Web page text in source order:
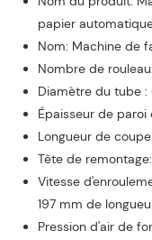
papier
Nom: Machine de
Nombre de
Diamètre du tube
Épaisseur de
Longueur de
Tête de
Vitesse
197 mm de
Pression d'air de